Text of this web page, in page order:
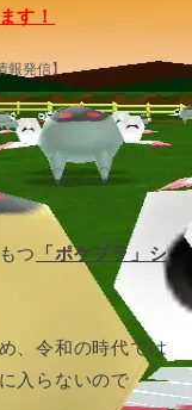
す！
つ 「ポケプラ」シ
、令和の時代では
入らないので